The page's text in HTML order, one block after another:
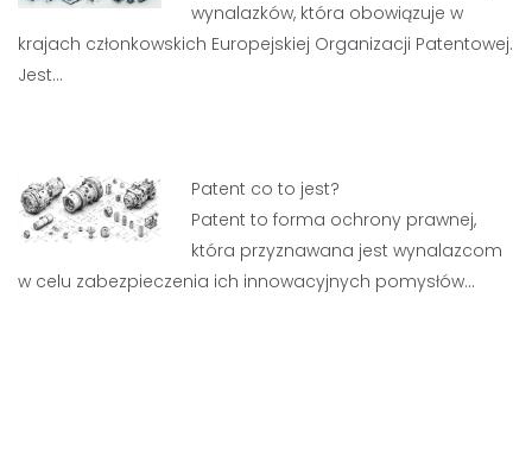
wynalazków, która obowiązuje w
krajach członkowskich Europejskiej Organizacji Patentowej.
Jest…
Patent co to jest?
Patent to forma ochrony prawnej,
która przyznawana jest wynalazcom
w celu zabezpieczenia ich innowacyjnych pomysłów…